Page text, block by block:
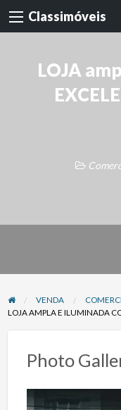
Classimóveis
LOJA
VENDA
LOJA AMPLA E ILUMINADA
Photo